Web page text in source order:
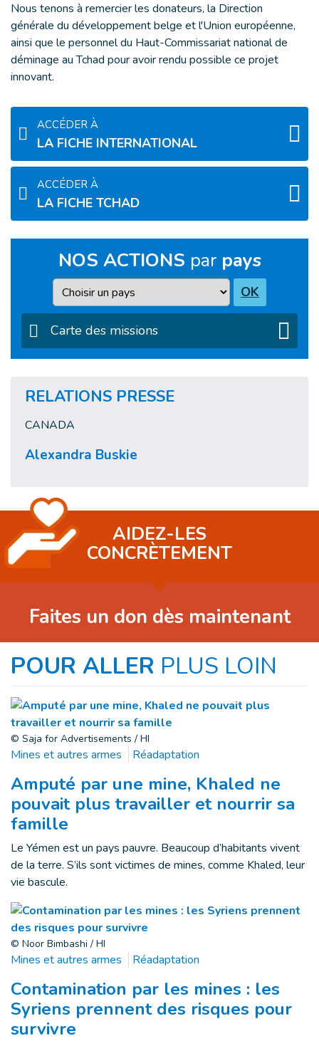
Nous tenons à remercier les donateurs, la Direction
générale du développement belge et l'Union européenne,
ainsi que le personnel du Haut-Commissariat national de
déminage au Tchad pour avoir rendu possible ce projet
innovant.
ACCÉDER À
LA FICHE INTERNATIONAL
ACCÉDER À
LA FICHE TCHAD
NOS ACTIONS par pays
Pays OK
Carte des missions
RELATIONS PRESSE
CANADA
Alexandra Buskie
AIDEZ-LES
CONCRÈTEMENT
Faites un don dès maintenant
POUR ALLER PLUS LOIN
© Saja for Advertisements / HI
Mines et autres armes Réadaptation
Amputé par une mine, Khaled ne
pouvait plus travailler et nourrir sa
famille
Le Yémen est un pays pauvre. Beaucoup d’habitants vivent
de la terre. S’ils sont victimes de mines, comme Khaled, leur
vie bascule.
© Noor Bimbashi / HI
Mines et autres armes Réadaptation
Contamination par les mines : les
Syriens prennent des risques pour
survivre